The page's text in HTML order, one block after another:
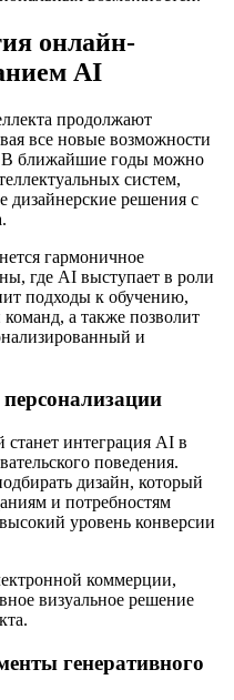
онлайн-
AI
продолжают
все новые возможности
В ближайшие годы можно
систем,
дизайнерские решения с
гармоничное
где AI выступает в роли
подходы к обучению,
а также позволит
и
интеграция AI в
поведения.
дизайн, который
и потребностям
уровень конверсии
коммерции,
визуальное решение
генеративного